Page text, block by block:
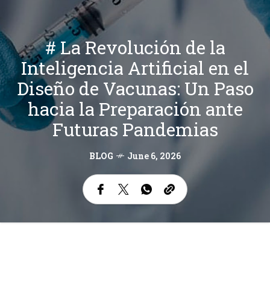
# La Revolución de la
Inteligencia Artificial en el
Diseño de Vacunas: Un Paso
hacia la Preparación ante
Futuras Pandemias
BLOG June 6, 2026